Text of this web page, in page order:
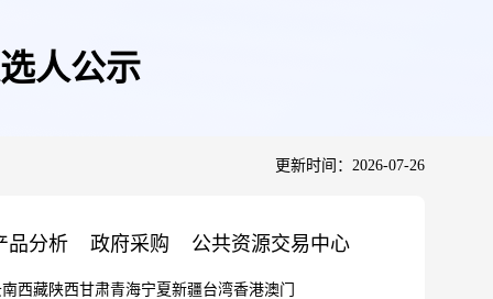
人公示
更新时间：2026-07-26
品分析 政府采购 公共资源交易中心
西藏陕西甘肃青海宁夏新疆台湾香港澳门